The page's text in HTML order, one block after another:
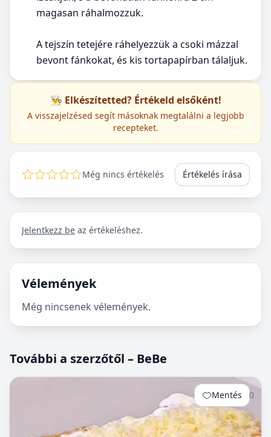
magasan ráhalmozzuk.
A tejszín tetejére ráhelyezzük a csoki mázzal
bevont fánkokat, és kis tortapapírban tálaljuk.
👨‍🍳 Elkészítetted? Értékeld elsőként!
A visszajelzésed segít másoknak megtalálni a legjobb
recepteket.
Még nincs értékelés Értékelés írása
Jelentkezz be az értékeléshez.
Vélemények
Még nincsenek vélemények.
További a szerzőtől – BeBe
Mentés 0